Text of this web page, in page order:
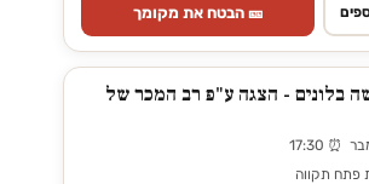
🎫 הבטח את מקומך
בלונים - הצגה ע"פ רב המכר של
פתח תקווה